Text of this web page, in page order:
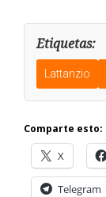
Etiquetas:
Lattanzio
Comparte esto:
X
Telegram